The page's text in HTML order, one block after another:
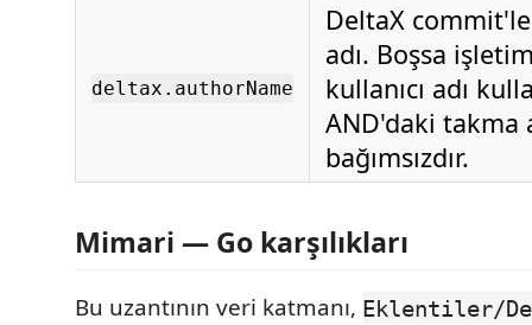
deltax.authorName
DeltaX
adı. Boşsa
kullanıcı adı
AND'daki takma
bağımsızdır.
Mimari — Go karşılıkları
Bu uzantının veri katmanı, Eklentiler/